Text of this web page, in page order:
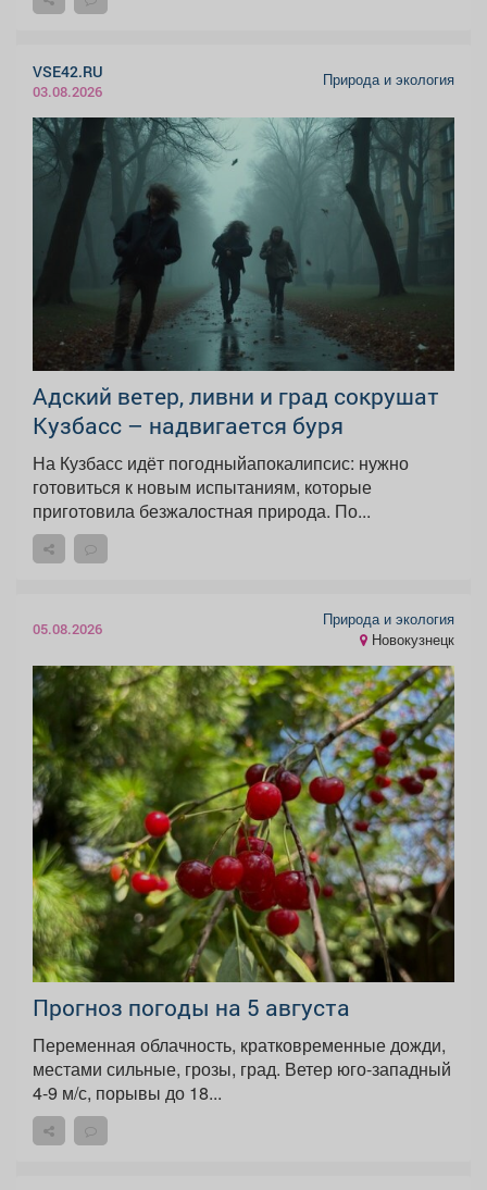
VSE42.RU
03.08.2026
Природа и экология
Адский ветер, ливни и град сокрушат
Кузбасс – надвигается буря
На Кузбасс идёт погодныйапокалипсис: нужно
готовиться к новым испытаниям, которые
приготовила безжалостная природа. По...
05.08.2026
Природа и экология
Новокузнецк
Прогноз погоды на 5 августа
Переменная облачность, кратковременные дожди,
местами сильные, грозы, град. Ветер юго-западный
4-9 м/с, порывы до 18...